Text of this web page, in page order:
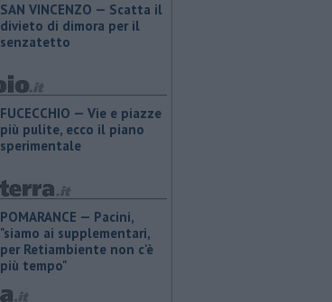
SAN VINCENZO — Scatta il
divieto di dimora per il
senzatetto
FUCECCHIO — Vie e piazze
più pulite, ecco il piano
sperimentale
POMARANCE — Pacini,
"siamo ai supplementari,
per Retiambiente non c'è
più tempo"